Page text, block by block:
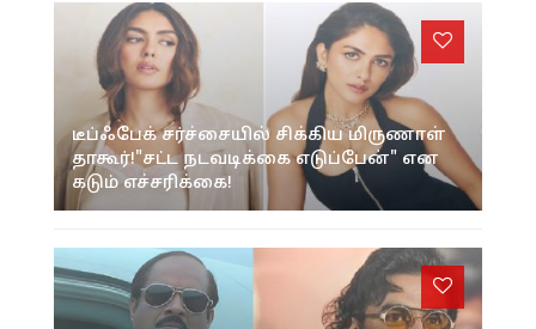
டீப்ஃபேக் சர்ச்சையில் சிக்கிய மிருணாள்
தாகூர்!"சட்ட நடவடிக்கை எடுப்பேன்" என
கடும் எச்சரிக்கை!